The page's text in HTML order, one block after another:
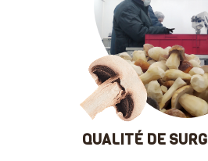
QUALITÉ DE